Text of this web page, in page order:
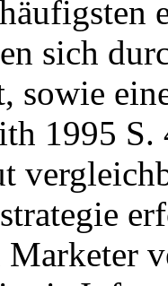
sich
sowie
1995
Marketer